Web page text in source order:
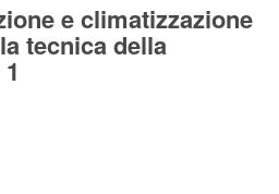
e climatizzazione
tecnica della